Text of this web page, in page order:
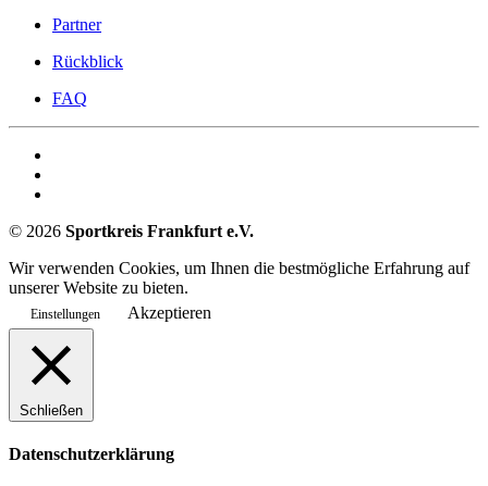
Partner
Rückblick
FAQ
© 2026 Sportkreis Frankfurt e.V.
Wir verwenden Cookies, um Ihnen die bestmögliche Erfahrung auf
unserer Website zu bieten.
Einstellungen Akzeptieren
Schließen
Datenschutzerklärung